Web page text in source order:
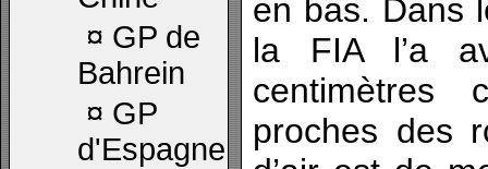
¤ GP de
Bahrein
¤ GP
d'Espagne
en bas. Dans
la FIA l’a
proches des